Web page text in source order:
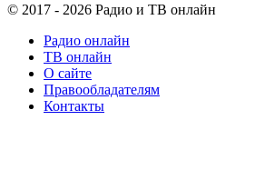
© 2017 - 2026 Радио и ТВ онлайн
Радио онлайн
ТВ онлайн
О сайте
Правообладателям
Контакты